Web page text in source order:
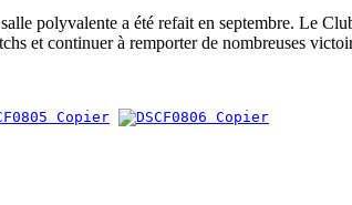
polyvalente a été refait en septembre. Le
et continuer à remporter de nombreuses